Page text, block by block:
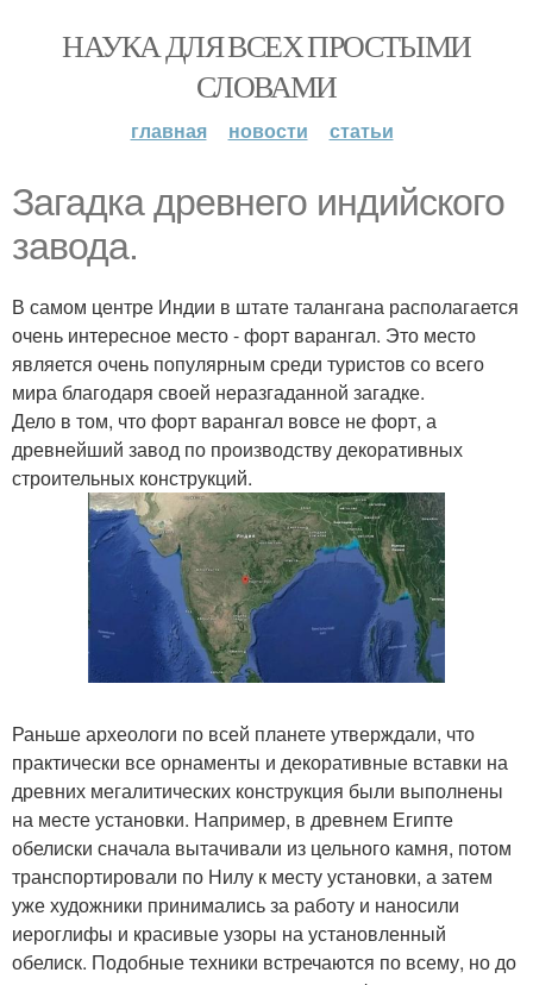
НАУКА ДЛЯ ВСЕХ ПРОСТЫМИ
СЛОВАМИ
главная новости статьи
Загадка древнего индийского
завода.
В самом центре Индии в штате талангана располагается
очень интересное место - форт варангал. Это место
является очень популярным среди туристов со всего
мира благодаря своей неразгаданной загадке.
Дело в том, что форт варангал вовсе не форт, а
древнейший завод по производству декоративных
строительных конструкций.
Раньше археологи по всей планете утверждали, что
практически все орнаменты и декоративные вставки на
древних мегалитических конструкция были выполнены
на месте установки. Например, в древнем Египте
обелиски сначала вытачивали из цельного камня, потом
транспортировали по Нилу к месту установки, а затем
уже художники принимались за работу и наносили
иероглифы и красивые узоры на установленный
обелиск. Подобные техники встречаются по всему, но до